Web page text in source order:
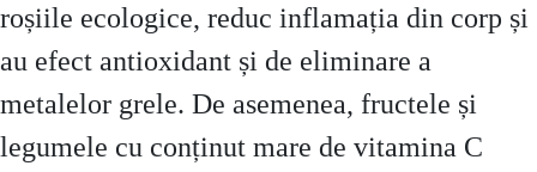
roșiile ecologice, reduc inflamația din corp și
au efect antioxidant și de eliminare a
metalelor grele. De asemenea, fructele și
legumele cu conținut mare de vitamina C